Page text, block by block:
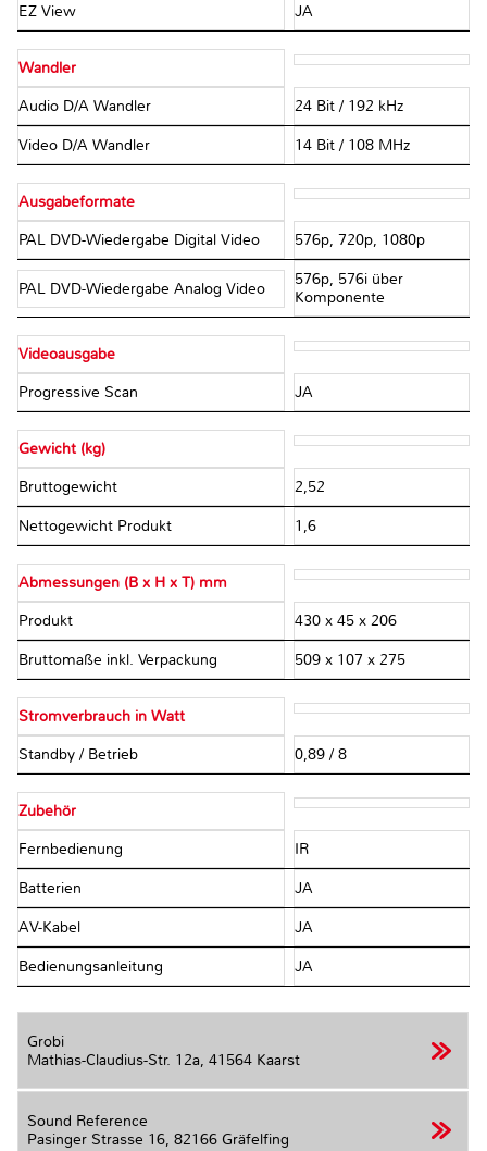
EZ View JA
Wandler
Audio D/A Wandler 24 Bit / 192 kHz
Video D/A Wandler 14 Bit / 108 MHz
Ausgabeformate
PAL DVD-Wiedergabe Digital Video 576p, 720p, 1080p
PAL DVD-Wiedergabe Analog Video
576p, 576i über
Komponente
Videoausgabe
Progressive Scan JA
Gewicht (kg)
Bruttogewicht 2,52
Nettogewicht Produkt 1,6
Abmessungen (B x H x T) mm
Produkt 430 x 45 x 206
Bruttomaße inkl. Verpackung 509 x 107 x 275
Stromverbrauch in Watt
Standby / Betrieb 0,89 / 8
Zubehör
Fernbedienung IR
Batterien JA
AV-Kabel JA
Bedienungsanleitung JA
Grobi
Mathias-Claudius-Str. 12a, 41564 Kaarst
Sound Reference
Pasinger Strasse 16, 82166 Gräfelfing